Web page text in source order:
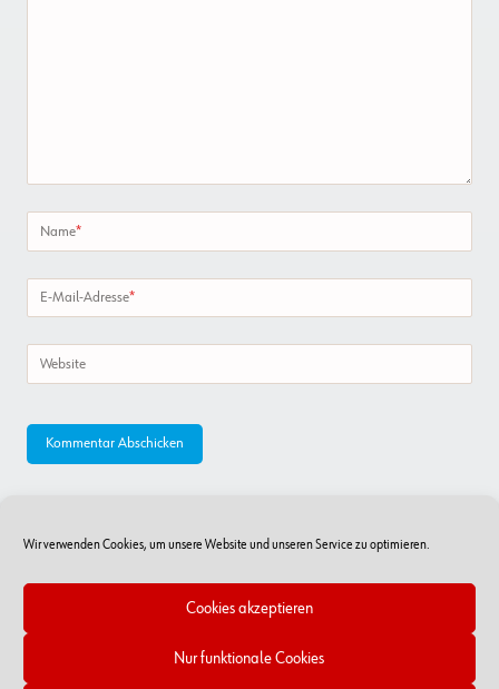
Wir verwenden Cookies, um unsere Website und unseren Service zu optimieren.
Cookies akzeptieren
Nur funktionale Cookies
Name*
E-Mail-Adresse*
Website